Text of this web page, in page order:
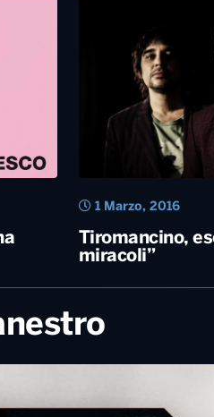
Tiromancino,
miracoli”
1 Marzo, 2016